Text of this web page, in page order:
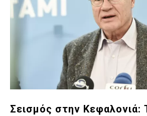
Σεισμός στην Κεφαλονιά: